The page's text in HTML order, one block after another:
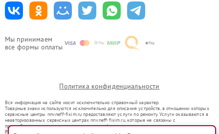
Мы принимаем
все формы оплаты
Политика конфиденциальности
Вся информация на сайте носит исключительно справочный характер.
Товарные знаки используются исключительно для описания устройств, в отношении которых
сервисные центры nnv.neff-fixim.ru предоставляют услуги по ремонту. Услуги оказываются в
неавторизованных сервисных центрах nnv.neff-fixim.ru, которые не связаны с
правообладателями товарных знаков или их официальными представителями.
Ремонт осуществляется для устройств, уже введенных в гражданский оборот в соответствии